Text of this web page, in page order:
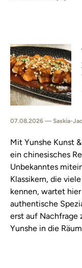
07.08.2026 — Saskia-
Mit Yunshe Kunst
ein chinesisches
Unbekanntes
Klassikern, die
kennen, wartet
authentische
erst auf Nachfrage
Yunshe in die